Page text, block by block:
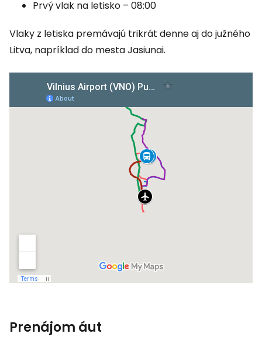
Prvý vlak na letisko – 08:00
Vlaky z letiska premávajú trikrát denne aj do južného
Litva, napríklad do mesta Jasiunai.
Prenájom áut